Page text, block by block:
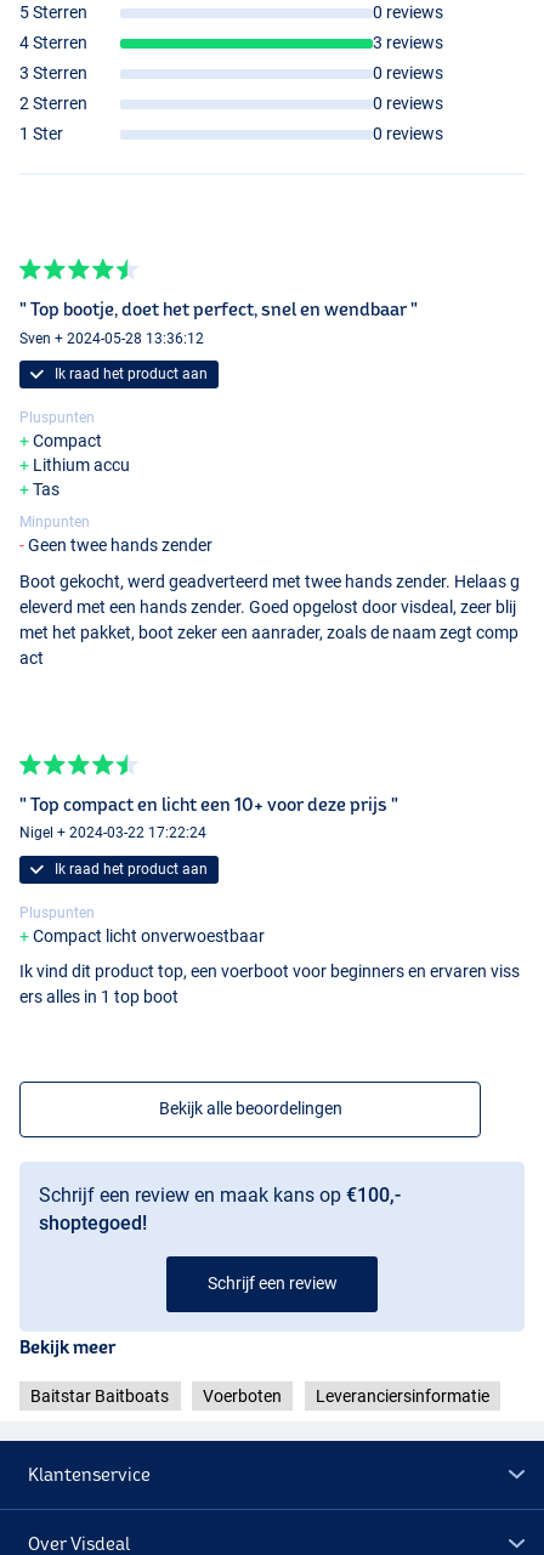
5 Sterren
0 reviews
4 Sterren
3 reviews
3 Sterren
0 reviews
2 Sterren
0 reviews
1 Ster
0 reviews
" Top bootje, doet het perfect, snel en wendbaar "
Sven + 2024-05-28 13:36:12
Ik raad het product aan
Pluspunten
Compact
Lithium accu
Tas
Minpunten
Geen twee hands zender
Boot gekocht, werd geadverteerd met twee hands zender. Helaas g
eleverd met een hands zender. Goed opgelost door visdeal, zeer blij
met het pakket, boot zeker een aanrader, zoals de naam zegt comp
act
" Top compact en licht een 10+ voor deze prijs "
Nigel + 2024-03-22 17:22:24
Ik raad het product aan
Pluspunten
Compact licht onverwoestbaar
Ik vind dit product top, een voerboot voor beginners en ervaren viss
ers alles in 1 top boot
Bekijk alle beoordelingen
Schrijf een review en maak kans op €100,-
shoptegoed!
Schrijf een review
Bekijk meer
Baitstar Baitboats Voerboten Leveranciersinformatie
Klantenservice
Over Visdeal